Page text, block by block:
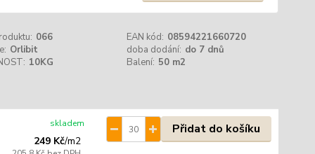
066 EAN kód: 08594221660720
Orlibit doba dodání: do 7 dnů
10KG Balení: 50 m2
249 Kč/m2
skladem Přidat do košíku